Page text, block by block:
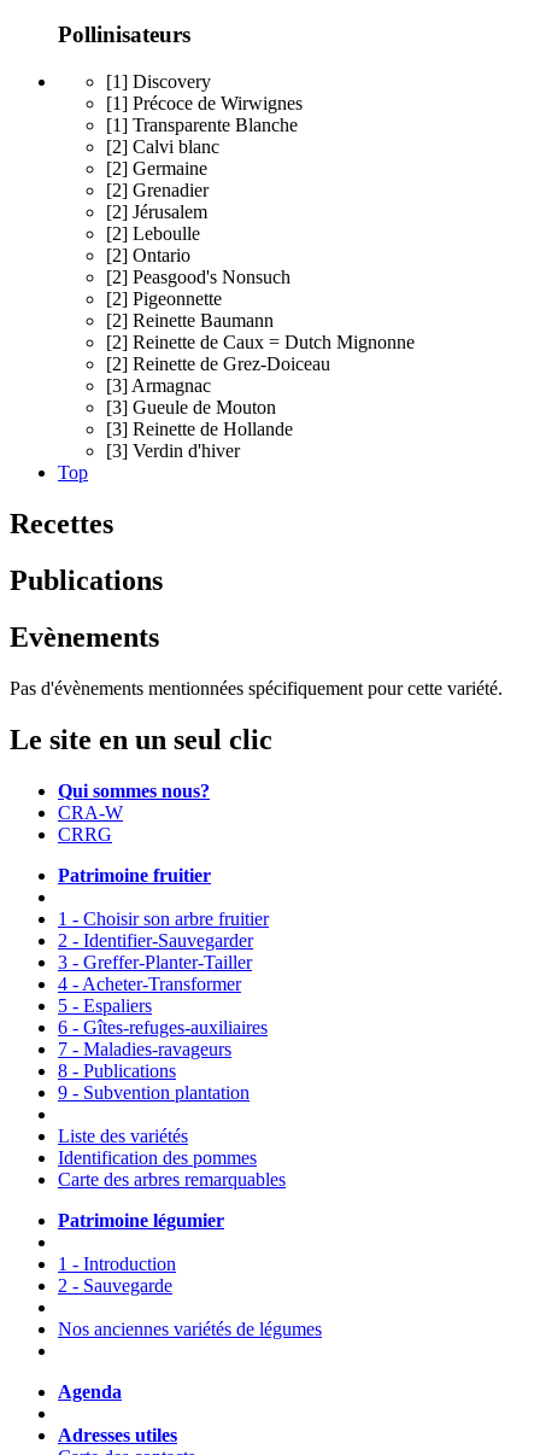
Pollinisateurs
[1] Discovery
[1] Précoce de Wirwignes
[1] Transparente Blanche
[2] Calvi blanc
[2] Germaine
[2] Grenadier
[2] Jérusalem
[2] Leboulle
[2] Ontario
[2] Peasgood's Nonsuch
[2] Pigeonnette
[2] Reinette Baumann
[2] Reinette de Caux = Dutch Mignonne
[2] Reinette de Grez-Doiceau
[3] Armagnac
[3] Gueule de Mouton
[3] Reinette de Hollande
[3] Verdin d'hiver
Top
Recettes
Publications
Evènements
Pas d'évènements mentionnées spécifiquement pour cette variété.
Le site en un seul clic
Qui sommes nous?
CRA-W
CRRG
Patrimoine fruitier
1 - Choisir son arbre fruitier
2 - Identifier-Sauvegarder
3 - Greffer-Planter-Tailler
4 - Acheter-Transformer
5 - Espaliers
6 - Gîtes-refuges-auxiliaires
7 - Maladies-ravageurs
8 - Publications
9 - Subvention plantation
Liste des variétés
Identification des pommes
Carte des arbres remarquables
Patrimoine légumier
1 - Introduction
2 - Sauvegarde
Nos anciennes variétés de légumes
Agenda
Adresses utiles